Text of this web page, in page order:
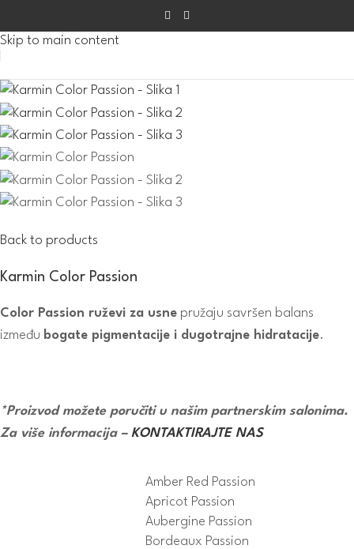
Skip to main content
Back to products
Karmin Color Passion
Color Passion ruževi za usne pružaju savršen balans
između bogate pigmentacije i dugotrajne hidratacije.
*Proizvod možete poručiti u našim partnerskim salonima.
Za više informacija – KONTAKTIRAJTE NAS
Amber Red Passion
Apricot Passion
Aubergine Passion
Bordeaux Passion